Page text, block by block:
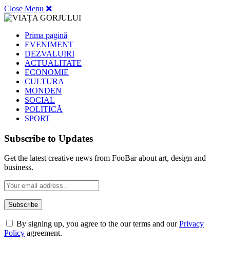
Close Menu
Prima pagină
EVENIMENT
DEZVALUIRI
ACTUALITATE
ECONOMIE
CULTURA
MONDEN
SOCIAL
POLITICĂ
SPORT
Subscribe to Updates
Get the latest creative news from FooBar about art, design and
business.
By signing up, you agree to the our terms and ourPrivacy
Policy agreement.